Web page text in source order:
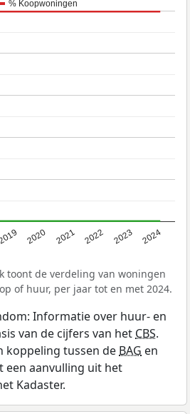
% Koopwoningen
2020 2021 2022 2023 2024
toont de verdeling van woningen
of huur, per jaar tot en met 2024.
Informatie over huur- en
van de cijfers van het CBS.
koppeling tussen de BAG en
een aanvulling uit het
Kadaster.